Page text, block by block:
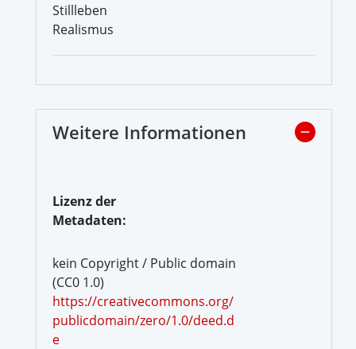
Stillleben
Realismus
Weitere Informationen
Lizenz der
Metadaten:
kein Copyright / Public domain
(CC0 1.0)
https://creativecommons.org/
publicdomain/zero/1.0/deed.d
e